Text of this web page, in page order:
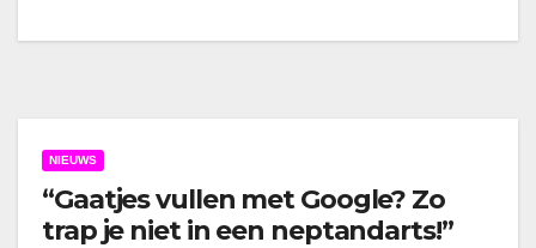
NIEUWS
“Gaatjes vullen met Google? Zo
trap je niet in een neptandarts!”